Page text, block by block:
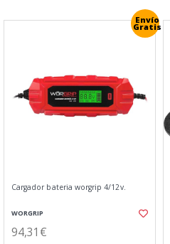
Envío
Gratis
Cargador bateria worgrip 4/12v.
WORGRIP
94,31€